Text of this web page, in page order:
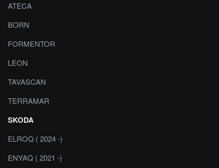
ATECA
BORN
FORMENTOR
LEON
TAVASCAN
TERRAMAR
SKODA
ELROQ ( 2024 -)
ENYAQ ( 2021 -)